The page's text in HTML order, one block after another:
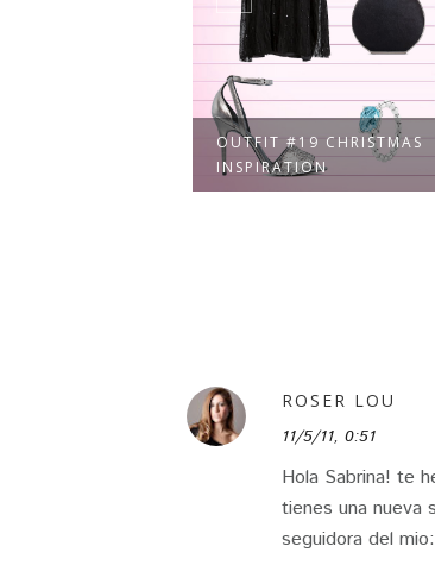
OUTFIT #19 CHRISTMAS
INSPIRATION
ROSER LOU
11/5/11, 0:51
Hola Sabrina! te
tienes una nueva
seguidora del mio: